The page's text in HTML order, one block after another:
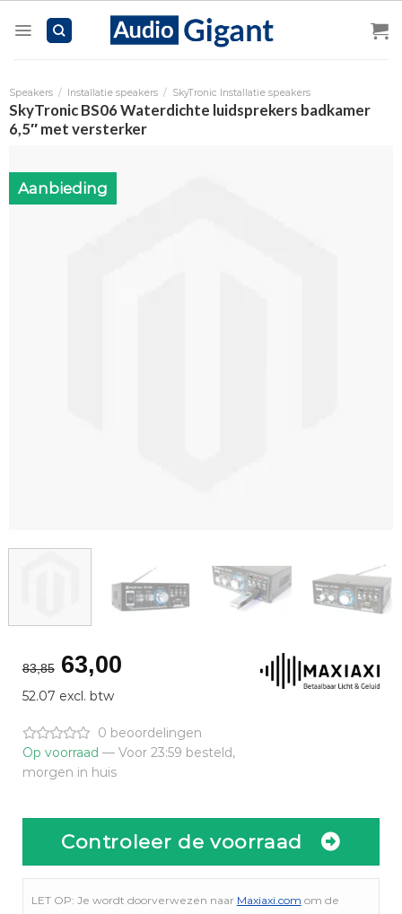
Speakers / Installatie speakers / SkyTronic Installatie speakers
SkyTronic BS06 Waterdichte luidsprekers badkamer
6,5″ met versterker
Aanbieding
83,85 Oorspronkelijke
prijs
was:
€83,85.
63,00Huidige
€63,00.
52.07 excl. btw
0 beoordelingen
Op voorraad — Voor 23:59 besteld,
morgen in huis
Controleer de voorraad
LET OP: Je wordt doorverwezen naar Maxiaxi.com om de